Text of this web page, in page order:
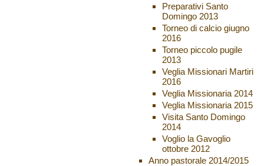
Preparativi Santo
Domingo 2013
Torneo di calcio giugno
2016
Torneo piccolo pugile
2013
Veglia Missionari Martiri
2016
Veglia Missionaria 2014
Veglia Missionaria 2015
Visita Santo Domingo
2014
Voglio la Gavoglio
ottobre 2012
Anno pastorale 2014/2015